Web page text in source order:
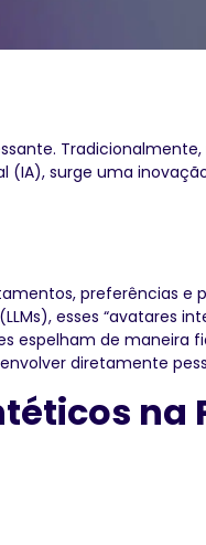
surge uma
preferências e
esses “avatares
espelham de maneira
diretamente
na